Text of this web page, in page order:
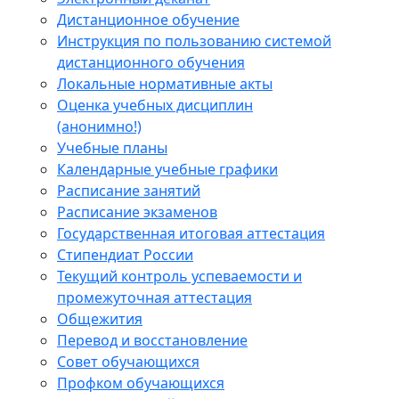
Дистанционное обучение
Инструкция по пользованию системой
дистанционного обучения
Локальные нормативные акты
Оценка учебных дисциплин
(анонимно!)
Учебные планы
Календарные учебные графики
Расписание занятий
Расписание экзаменов
Государственная итоговая аттестация
Стипендиат России
Текущий контроль успеваемости и
промежуточная аттестация
Общежития
Перевод и восстановление
Совет обучающихся
Профком обучающихся